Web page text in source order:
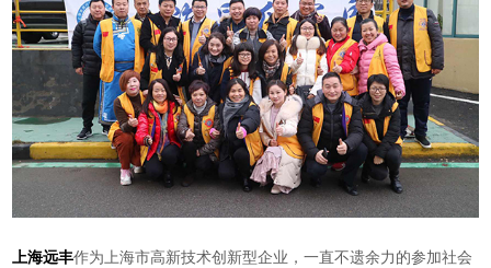
上海远丰作为上海市高新技术创新型企业，一直不遗余力的参加社会